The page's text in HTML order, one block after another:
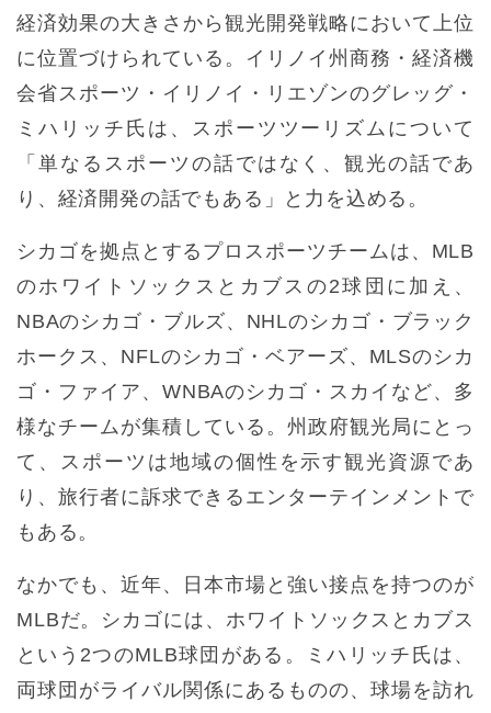
経済効果の大きさから観光開発戦略において上位
に位置づけられている。イリノイ州商務・経済機
会省スポーツ・イリノイ・リエゾンのグレッグ・
ミハリッチ氏は、スポーツツーリズムについて
「単なるスポーツの話ではなく、観光の話であ
り、経済開発の話でもある」と力を込める。
シカゴを拠点とするプロスポーツチームは、MLB
のホワイトソックスとカブスの2球団に加え、
NBAのシカゴ・ブルズ、NHLのシカゴ・ブラック
ホークス、NFLのシカゴ・ベアーズ、MLSのシカ
ゴ・ファイア、WNBAのシカゴ・スカイなど、多
様なチームが集積している。州政府観光局にとっ
て、スポーツは地域の個性を示す観光資源であ
り、旅行者に訴求できるエンターテインメントで
もある。
なかでも、近年、日本市場と強い接点を持つのが
MLBだ。シカゴには、ホワイトソックスとカブス
という2つのMLB球団がある。ミハリッチ氏は、
両球団がライバル関係にあるものの、球場を訪れ